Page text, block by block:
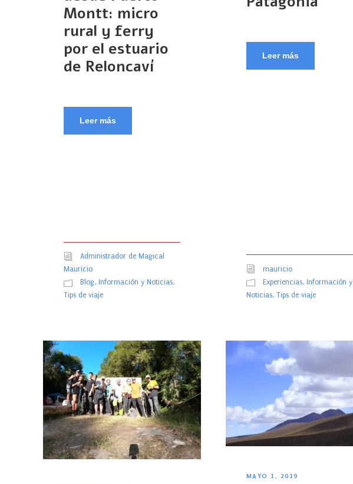
Montt: micro
rural y ferry
por el estuario
de Reloncaví
Leer más
Administrador de Magical
Mauricio
Blog, Información y Noticias,
Tips de viaje
Leer más
mauricio
Experiencias, Información y
Noticias, Tips de viaje
MAYO 1, 2019